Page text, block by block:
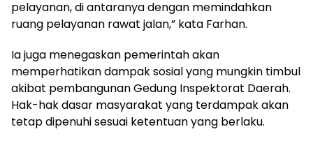
pelayanan, di antaranya dengan memindahkan
ruang pelayanan rawat jalan,” kata Farhan.
Ia juga menegaskan pemerintah akan
memperhatikan dampak sosial yang mungkin timbul
akibat pembangunan Gedung Inspektorat Daerah.
Hak-hak dasar masyarakat yang terdampak akan
tetap dipenuhi sesuai ketentuan yang berlaku.